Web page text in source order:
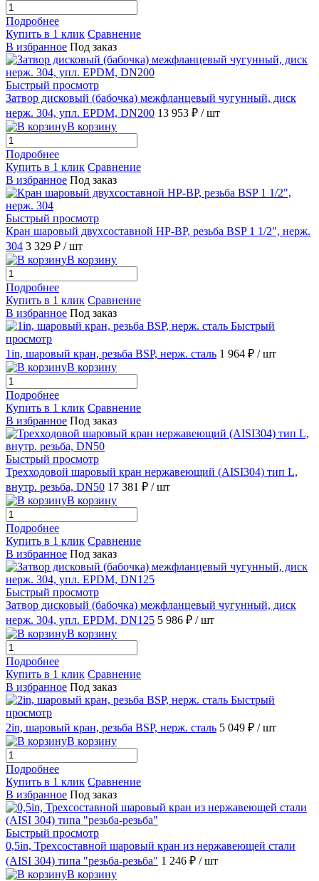
Подробнее
Купить в 1 клик Сравнение
В избранное Под заказ
Быстрый просмотр
Затвор дисковый (бабочка) межфланцевый чугунный, диск
нерж. 304, упл. EPDM, DN200 13 953 ₽ / шт
В корзину
Подробнее
Купить в 1 клик Сравнение
В избранное Под заказ
Быстрый просмотр
Кран шаровый двухсоставной НР-ВР, резьба BSP 1 1/2", нерж.
304 3 329 ₽ / шт
В корзину
Подробнее
Купить в 1 клик Сравнение
В избранное Под заказ
Быстрый
просмотр
1in, шаровый кран, резьба BSP, нерж. сталь 1 964 ₽ / шт
В корзину
Подробнее
Купить в 1 клик Сравнение
В избранное Под заказ
Быстрый просмотр
Трехходовой шаровый кран нержавеющий (AISI304) тип L,
внутр. резьба, DN50 17 381 ₽ / шт
В корзину
Подробнее
Купить в 1 клик Сравнение
В избранное Под заказ
Быстрый просмотр
Затвор дисковый (бабочка) межфланцевый чугунный, диск
нерж. 304, упл. EPDM, DN125 5 986 ₽ / шт
В корзину
Подробнее
Купить в 1 клик Сравнение
В избранное Под заказ
Быстрый
просмотр
2in, шаровый кран, резьба BSP, нерж. сталь 5 049 ₽ / шт
В корзину
Подробнее
Купить в 1 клик Сравнение
В избранное Под заказ
Быстрый просмотр
0,5in, Трехсоставной шаровый кран из нержавеющей стали
(AISI 304) типа "резьба-резьба" 1 246 ₽ / шт
В корзину